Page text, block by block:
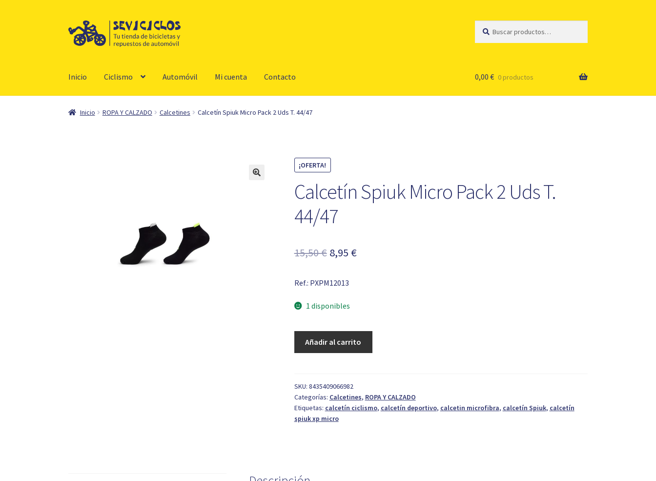
Ir
a
Ir
al
por:
Inicio Ciclismo Automóvil Mi cuenta Contacto 0,00 € 0 productos
Inicio ROPA Y CALZADO Calcetines Calcetín Spiuk Micro Pack 2 Uds T. 44/47
¡OFERTA!
Calcetín Spiuk Micro Pack 2 Uds T.
44/47
15,50€ El
original
era:
8,95 €El
Ref.: PXPM12013
1 disponibles
2
Uds
T.
44/47
Añadir al carrito
SKU: 8435409066982
Categorías: Calcetines, ROPA Y CALZADO
Etiquetas: calcetín ciclismo, calcetín deportivo, calcetin microfibra, calcetín Spiuk, calcetín
spiuk xp micro